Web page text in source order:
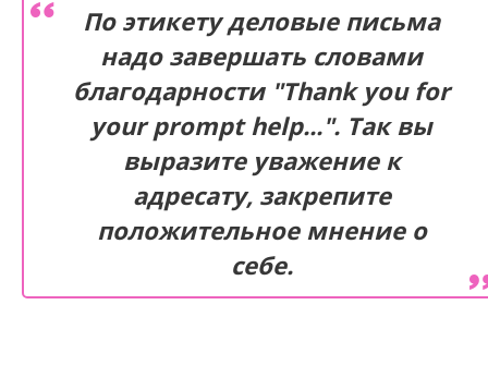
По этикету деловые письма
надо завершать словами
благодарности "Thank you for
your prompt help...". Так вы
выразите уважение к
адресату, закрепите
положительное мнение о
себе.